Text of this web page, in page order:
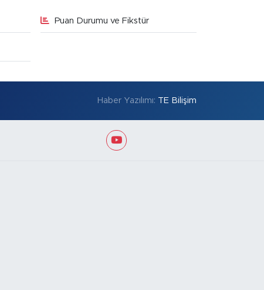
Puan Durumu ve Fikstür
Haber Yazılımı: TE Bilişim